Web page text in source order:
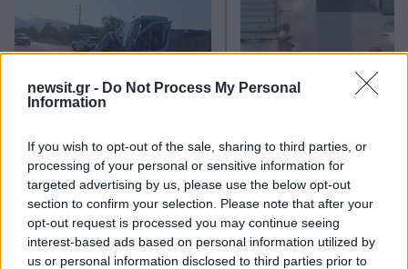
newsit.gr - Do Not Process My Personal
Information
If you wish to opt-out of the sale, sharing to third parties, or
processing of your personal or sensitive information for
targeted advertising by us, please use the below opt-out
section to confirm your selection. Please note that after your
opt-out request is processed you may continue seeing
interest-based ads based on personal information utilized by
us or personal information disclosed to third parties prior to
Τραγωδία στις Σέρρες: «Τα
έχασα όλα, κάτι με
τράβαγε στην καρδιά μου»,
λέει ο άνδρας που έχασε
σύζυγο και γιο στο τροχαίο
Μυστράς: Αλλαγή
υπερασπιστική
55χρονου που έκρυψε
νεκρό πατέρα του
καταψύκτη – Η
στους γονείς και η
διαφωνία με την